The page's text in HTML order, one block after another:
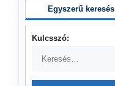
Egyszerű keresés
Kulcsszó: